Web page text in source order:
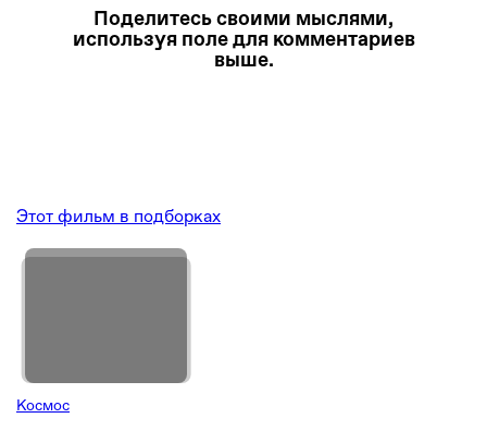
Поделитесь своими мыслями,
используя поле для комментариев
выше.
Этот фильм в подборках
Космос